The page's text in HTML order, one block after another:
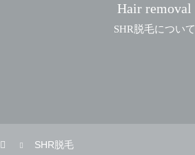
Hair removal
SHR脱毛について
SHR脱毛